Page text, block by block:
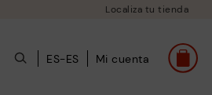
Localiza tu tienda
ES-ES Mi cuenta